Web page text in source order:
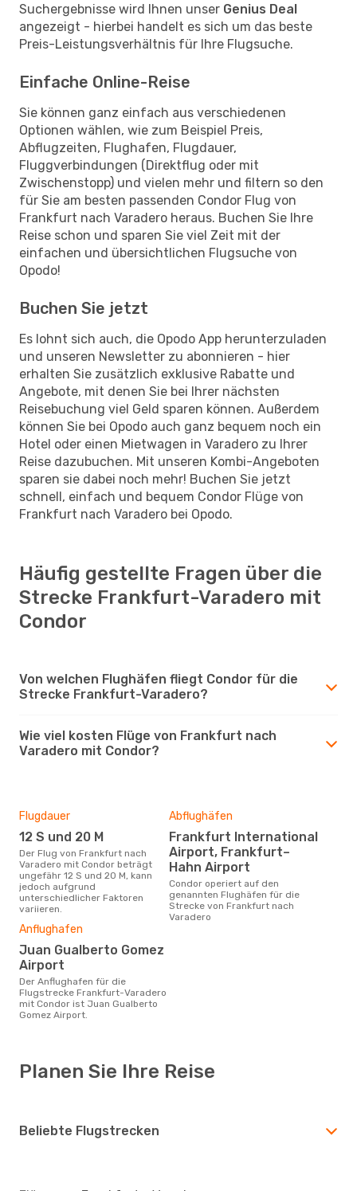
Suchergebnisse wird Ihnen unser Genius Deal
angezeigt - hierbei handelt es sich um das beste
Preis-Leistungsverhältnis für Ihre Flugsuche.
Einfache Online-Reise
Sie können ganz einfach aus verschiedenen
Optionen wählen, wie zum Beispiel Preis,
Abflugzeiten, Flughafen, Flugdauer,
Fluggverbindungen (Direktflug oder mit
Zwischenstopp) und vielen mehr und filtern so den
für Sie am besten passenden Condor Flug von
Frankfurt nach Varadero heraus. Buchen Sie Ihre
Reise schon und sparen Sie viel Zeit mit der
einfachen und übersichtlichen Flugsuche von
Opodo!
Buchen Sie jetzt
Es lohnt sich auch, die Opodo App herunterzuladen
und unseren Newsletter zu abonnieren - hier
erhalten Sie zusätzlich exklusive Rabatte und
Angebote, mit denen Sie bei Ihrer nächsten
Reisebuchung viel Geld sparen können. Außerdem
können Sie bei Opodo auch ganz bequem noch ein
Hotel oder einen Mietwagen in Varadero zu Ihrer
Reise dazubuchen. Mit unseren Kombi-Angeboten
sparen sie dabei noch mehr! Buchen Sie jetzt
schnell, einfach und bequem Condor Flüge von
Frankfurt nach Varadero bei Opodo.
Häufig gestellte Fragen über die
Strecke Frankfurt-Varadero mit
Condor
Von welchen Flughäfen fliegt Condor für die
Strecke Frankfurt-Varadero?
Wie viel kosten Flüge von Frankfurt nach
Varadero mit Condor?
Flugdauer
12 S und 20 M
Der Flug von Frankfurt nach
Varadero mit Condor beträgt
ungefähr 12 S und 20 M, kann
jedoch aufgrund
unterschiedlicher Faktoren
variieren.
Abflughäfen
Frankfurt International
Airport, Frankfurt–
Hahn Airport
Condor operiert auf den
genannten Flughäfen für die
Strecke von Frankfurt nach
Varadero
Anflughafen
Juan Gualberto Gomez
Airport
Der Anflughafen für die
Flugstrecke Frankfurt-Varadero
mit Condor ist Juan Gualberto
Gomez Airport.
Planen Sie Ihre Reise
Beliebte Flugstrecken